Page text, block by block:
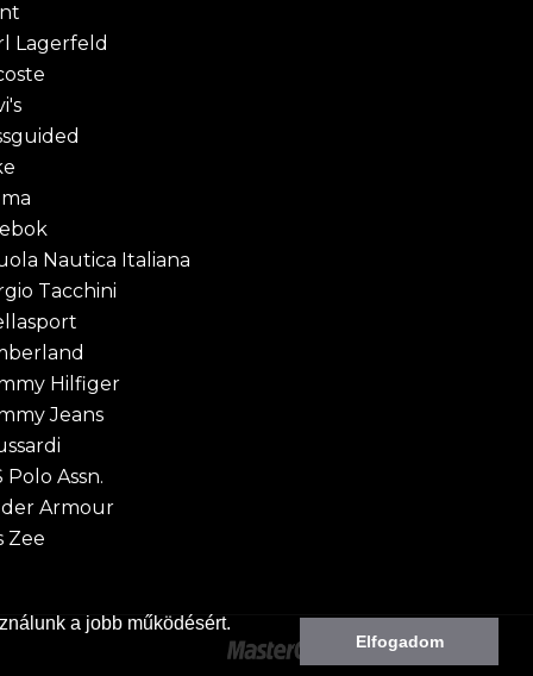
a jobb működésért.
Elfogadom
Lagerfeld
Nautica Italiana
Tacchini
Hilfiger
Jeans
Polo Assn.
Armour
Zee